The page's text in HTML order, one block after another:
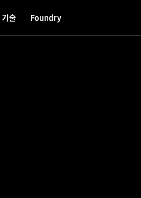
기술 Foundry